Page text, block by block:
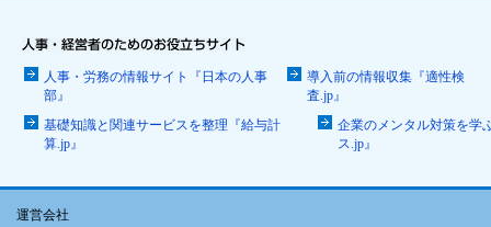
人事・労務の情報サイト『日本の人事
部』
導入前の情報収集『適性検
査.jp』
基礎知識と関連サービスを整理『給与計
算.jp』
企業のメンタル対策を学
ス.jp』
運営会社